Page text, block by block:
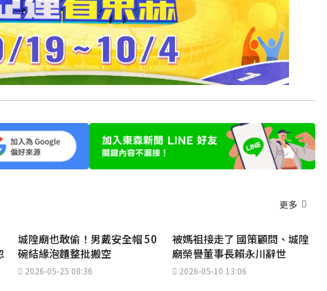
更多
城隍廟也敢偷！男戴安全帽 50
碗結緣泡麵整批搬空
2026-05-25 08:36
被媽祖接走了 國策顧問、城隍
廟榮譽董事長賴永川辭世
2026-05-10 13:06